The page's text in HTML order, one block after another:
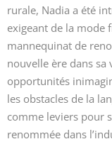
rurale, Nadia a été
exigeant de la mode
mannequinat de
nouvelle ère dans sa
opportunités
les obstacles de la
comme leviers pour
renommée dans